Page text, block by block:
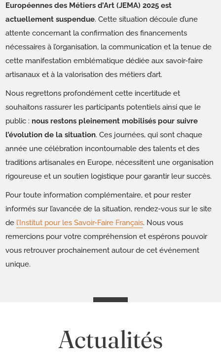
Européennes des Métiers d’Art (JEMA) 2025 est
actuellement suspendue. Cette situation découle d’une
attente concernant la confirmation des financements
nécessaires à l’organisation, la communication et la tenue de
cette manifestation emblématique dédiée aux savoir-faire
artisanaux et à la valorisation des métiers d’art.
Nous regrettons profondément cette incertitude et
souhaitons rassurer les participants potentiels ainsi que le
public : nous restons pleinement mobilisés pour suivre
l’évolution de la situation. Ces journées, qui sont chaque
année une célébration incontournable des talents et des
traditions artisanales en Europe, nécessitent une organisation
rigoureuse et un soutien logistique pour garantir leur succès.
Pour toute information complémentaire, et pour rester
informés sur l’avancée de la situation, rendez-vous sur le site
de l’Institut pour les Savoir-Faire Français. Nous vous
remercions pour votre compréhension et espérons pouvoir
vous retrouver prochainement autour de cet événement
unique.
Actualités